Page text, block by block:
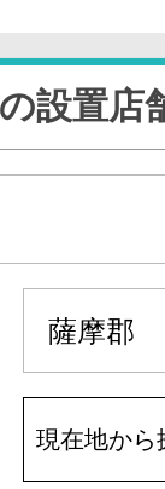
設置店
現在地から